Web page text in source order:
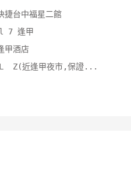
捷台中福星二館
7 逢甲
甲酒店
Z(近逢甲夜市,保證...